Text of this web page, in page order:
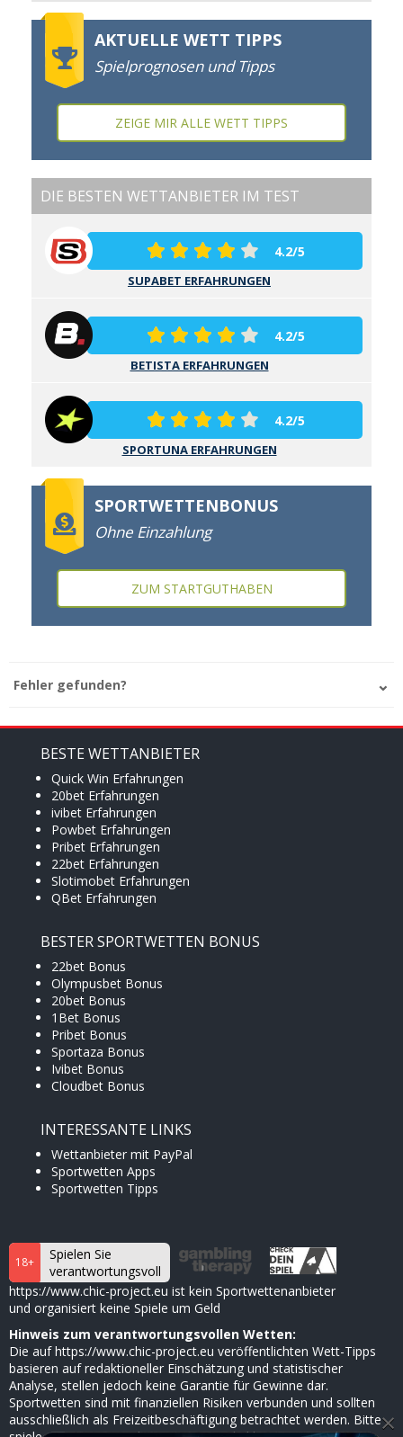
AKTUELLE WETT TIPPS
Spielprognosen und Tipps
ZEIGE MIR ALLE WETT TIPPS
DIE BESTEN WETTANBIETER IM TEST
4.2/5
SUPABET ERFAHRUNGEN
4.2/5
BETISTA ERFAHRUNGEN
4.2/5
SPORTUNA ERFAHRUNGEN
SPORTWETTENBONUS
Ohne Einzahlung
ZUM STARTGUTHABEN
Fehler gefunden?
BESTE WETTANBIETER
Quick Win Erfahrungen
20bet Erfahrungen
ivibet Erfahrungen
Powbet Erfahrungen
Pribet Erfahrungen
22bet Erfahrungen
Slotimobet Erfahrungen
QBet Erfahrungen
BESTER SPORTWETTEN BONUS
22bet Bonus
Olympusbet Bonus
20bet Bonus
1Bet Bonus
Pribet Bonus
Sportaza Bonus
Ivibet Bonus
Cloudbet Bonus
INTERESSANTE LINKS
Wettanbieter mit PayPal
Sportwetten Apps
Sportwetten Tipps
18+
Spielen Sie
verantwortungsvoll
https://www.chic-project.eu ist kein Sportwettenanbieter
und organisiert keine Spiele um Geld
Hinweis zum verantwortungsvollen Wetten:
Die auf https://www.chic-project.eu veröffentlichten Wett-Tipps
basieren auf redaktioneller Einschätzung und statistischer
Analyse, stellen jedoch keine Garantie für Gewinne dar.
Sportwetten sind mit finanziellen Risiken verbunden und sollten
ausschließlich als Freizeitbeschäftigung betrachtet werden. Bitte×